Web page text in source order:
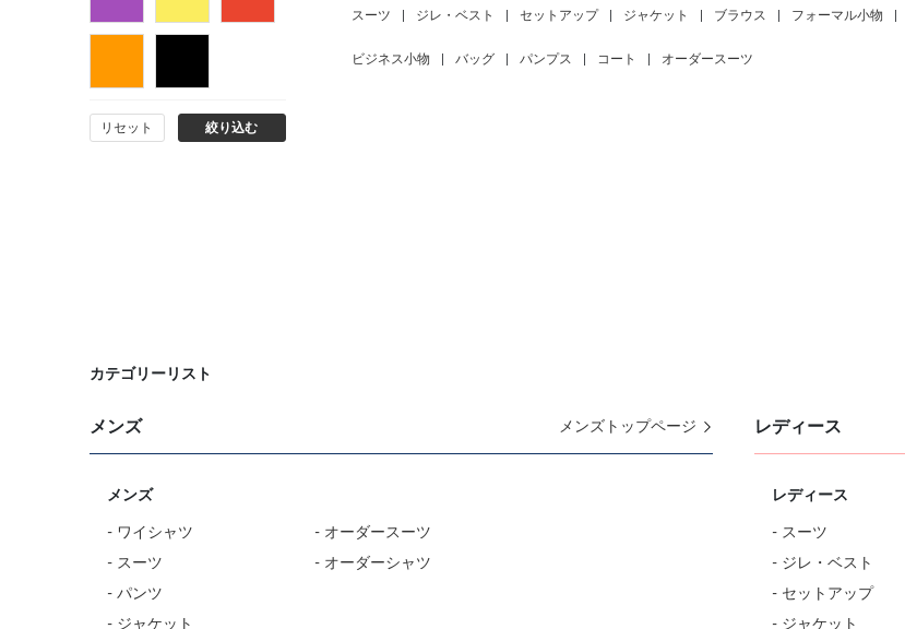
コート
リセット 絞り込む
スーツ ジレ・ベスト セットアップ ジャケット ブラウス フォーマル小物
ビジネス小物 バッグ パンプス コート オーダースーツ
カテゴリーリスト
メンズ メンズトップページ
メンズ
- ワイシャツ
- スーツ
- パンツ
- ジャケット
- オーダースーツ
- オーダーシャツ
レディース
レディース
- スーツ
- ジレ・ベスト
- セットアップ
- ジャケット